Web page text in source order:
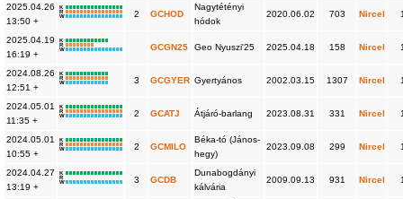
2025.04.26
13:50 +
K
R
W
2 GCHOD
Nagytétényi
hódok
2020.06.02 703 Nircel
2025.04.19
16:19 +
K
R
W
GCGN25 Geo Nyuszi'25 2025.04.18 158 Nircel
2024.08.26
12:51 +
K
R
W
3 GCGYER Gyertyános 2002.03.15 1307 Nircel
2024.05.01
11:35 +
K
R
W
2 GCATJ Átjáró-barlang 2023.08.31 331 Nircel
2024.05.01
10:55 +
K
R
W
2 GCMILO
Béka-tó (János-
hegy)
2023.09.08 299 Nircel
2024.04.27
13:19 +
K
R
W
3 GCDB
Dunabogdányi
kálvária
2009.09.13 931 Nircel